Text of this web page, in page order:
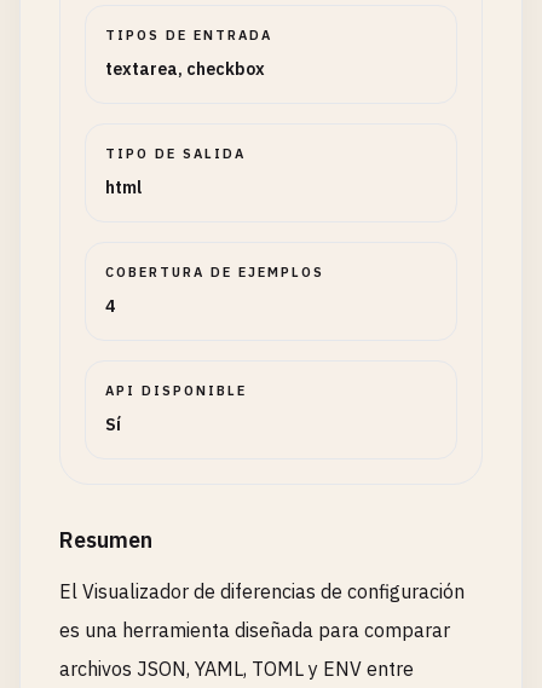
TIPOS DE ENTRADA
textarea, checkbox
TIPO DE SALIDA
html
COBERTURA DE EJEMPLOS
4
API DISPONIBLE
Sí
Resumen
El Visualizador de diferencias de configuración
es una herramienta diseñada para comparar
archivos JSON, YAML, TOML y ENV entre